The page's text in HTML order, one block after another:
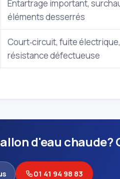
Entartrage important,
éléments desserrés
Court‑circuit, fuite électrique,
résistance défectueuse
d'eau
01 41 94 98 83